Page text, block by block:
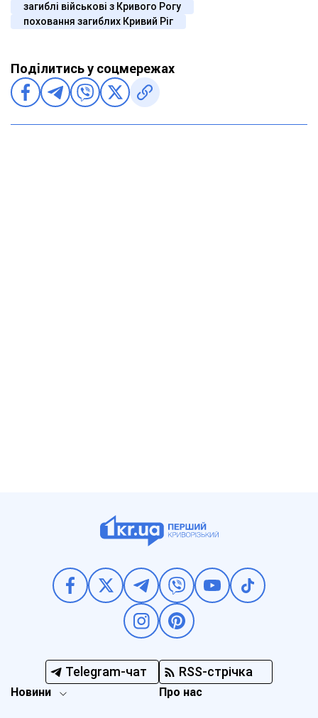
загиблі військові з Кривого Рогу
поховання загиблих Кривий Ріг
Поділитись у соцмережах
Telegram-чат RSS-стрічка
Новини Про нас